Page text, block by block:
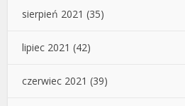
sierpień 2021 (35)
lipiec 2021 (42)
czerwiec 2021 (39)